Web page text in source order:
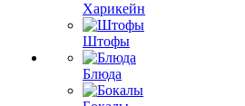
Харикейн
Штофы
Блюда